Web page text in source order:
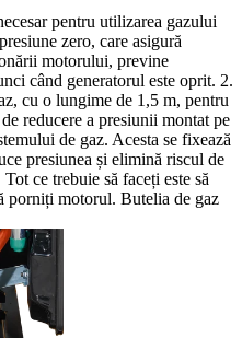
pentru utilizarea gazului
zero, care asigură
motorului, previne
când generatorul este oprit. 2.
cu o lungime de 1,5 m, pentru
reducere a presiunii montat pe
de gaz. Acesta se fixează
presiunea și elimină riscul de
ce trebuie să faceți este să
porniți motorul. Butelia de gaz